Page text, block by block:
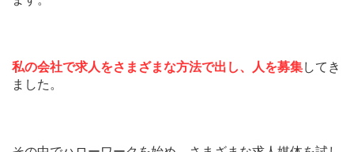
私の会社で求人をさまざまな方法で出し、人を募集してき
ました。